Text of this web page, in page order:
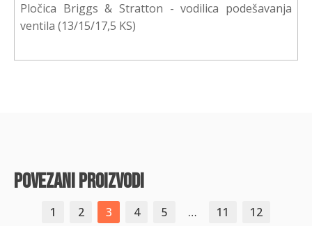
Pločica Briggs & Stratton - vodilica podešavanja
ventila (13/15/17,5 KS)
povezani proizvodi
1 2 3 4 5 … 11
12